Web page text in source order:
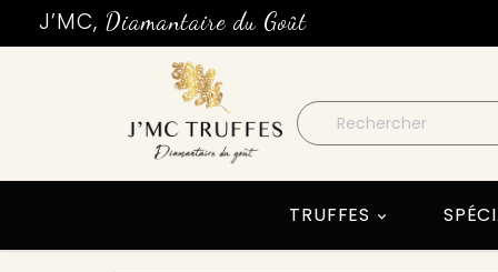
J’MC, Diamantaire du Goût

TRUFFES